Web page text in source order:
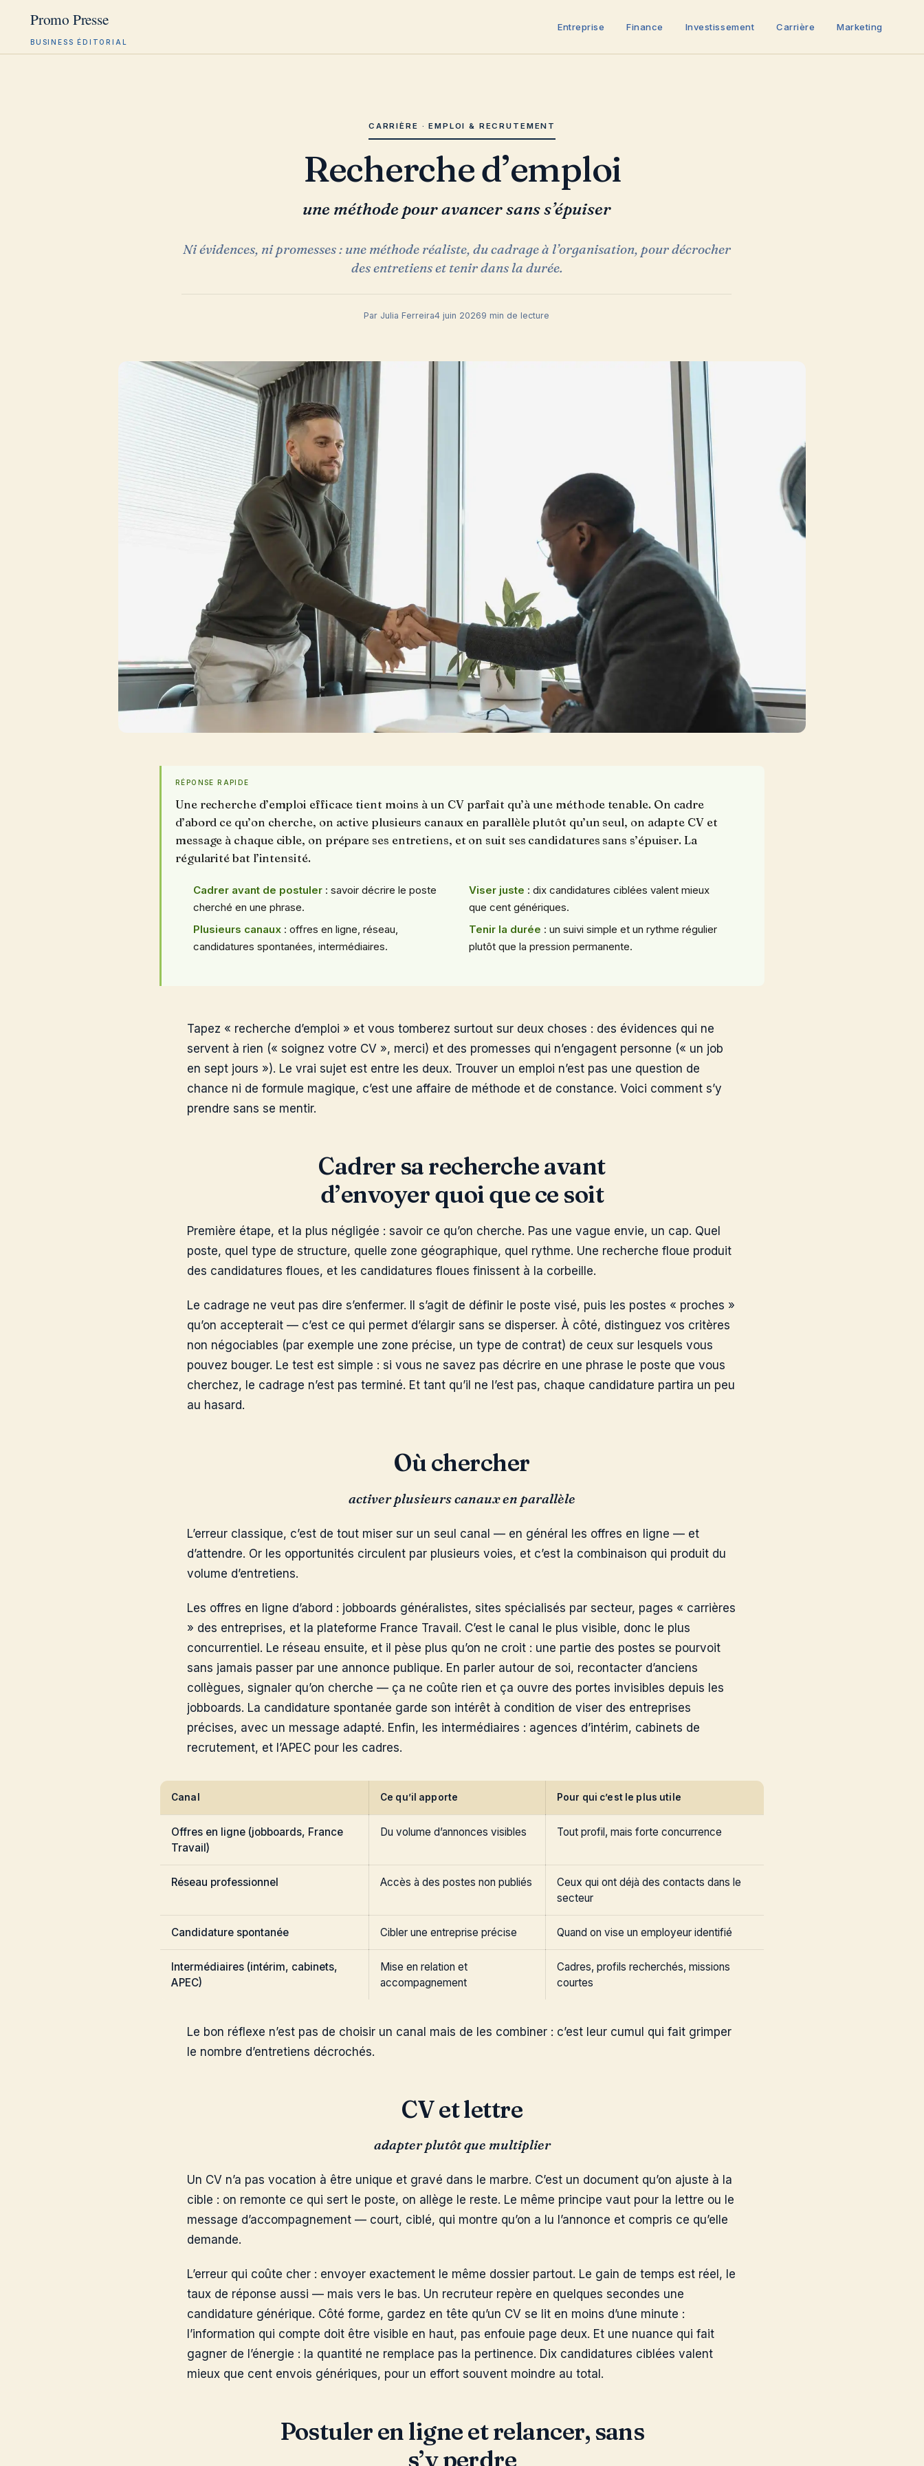
BUSINESS ÉDITORIAL
Entreprise Finance Investissement Carrière Marketing
CARRIÈRE · EMPLOI & RECRUTEMENT
Recherche d’emploi
une méthode pour avancer sans s’épuiser
Ni évidences, ni promesses : une méthode réaliste, du cadrage à l’organisation, pour décrocher
des entretiens et tenir dans la durée.
Par Julia Ferreira4 juin 20269 min de lecture
RÉPONSE RAPIDE
Une recherche d’emploi efficace tient moins à un CV parfait qu’à une méthode tenable. On cadre
d’abord ce qu’on cherche, on active plusieurs canaux en parallèle plutôt qu’un seul, on adapte CV et
message à chaque cible, on prépare ses entretiens, et on suit ses candidatures sans s’épuiser. La
régularité bat l’intensité.
Cadrer avant de postuler: savoir décrire le poste
cherché en une phrase.
Plusieurs canaux: offres en ligne, réseau,
candidatures spontanées, intermédiaires.
Viser juste : dix candidatures ciblées valent mieux
que cent génériques.
Tenir la durée : un suivi simple et un rythme régulier
plutôt que la pression permanente.
Tapez « recherche d’emploi » et vous tomberez surtout sur deux choses : des évidences qui ne
servent à rien (« soignez votre CV », merci) et des promesses qui n’engagent personne (« un job
en sept jours »). Le vrai sujet est entre les deux. Trouver un emploi n’est pas une question de
chance ni de formule magique, c’est une affaire de méthode et de constance. Voici comment s’y
prendre sans se mentir.
Cadrer sa recherche avant
d’envoyer quoi que ce soit
Première étape, et la plus négligée : savoir ce qu’on cherche. Pas une vague envie, un cap. Quel
poste, quel type de structure, quelle zone géographique, quel rythme. Une recherche floue produit
des candidatures floues, et les candidatures floues finissent à la corbeille.
Le cadrage ne veut pas dire s’enfermer. Il s’agit de définir le poste visé, puis les postes « proches »
qu’on accepterait — c’est ce qui permet d’élargir sans se disperser. À côté, distinguez vos critères
non négociables (par exemple une zone précise, un type de contrat) de ceux sur lesquels vous
pouvez bouger. Le test est simple : si vous ne savez pas décrire en une phrase le poste que vous
cherchez, le cadrage n’est pas terminé. Et tant qu’il ne l’est pas, chaque candidature partira un peu
au hasard.
Où chercher
activer plusieurs canaux en parallèle
L’erreur classique, c’est de tout miser sur un seul canal — en général les offres en ligne — et
d’attendre. Or les opportunités circulent par plusieurs voies, et c’est la combinaison qui produit du
volume d’entretiens.
Les offres en ligne d’abord : jobboards généralistes, sites spécialisés par secteur, pages « carrières
» des entreprises, et la plateforme France Travail. C’est le canal le plus visible, donc le plus
concurrentiel. Le réseau ensuite, et il pèse plus qu’on ne croit : une partie des postes se pourvoit
sans jamais passer par une annonce publique. En parler autour de soi, recontacter d’anciens
collègues, signaler qu’on cherche — ça ne coûte rien et ça ouvre des portes invisibles depuis les
jobboards. La candidature spontanée garde son intérêt à condition de viser des entreprises
précises, avec un message adapté. Enfin, les intermédiaires : agences d’intérim, cabinets de
recrutement, et l’APEC pour les cadres.
Canal Ce qu’il apporte Pour qui c’est le plus utile
Offres en ligne (jobboards, France
Travail)
Du volume d’annonces visibles Tout profil, mais forte concurrence
Réseau professionnel Accès à des postes non publiés
Ceux qui ont déjà des contacts dans le
secteur
Candidature spontanée Cibler une entreprise précise Quand on vise un employeur identifié
Intermédiaires (intérim, cabinets,
APEC)
Mise en relation et
accompagnement
Cadres, profils recherchés, missions
courtes
Le bon réflexe n’est pas de choisir un canal mais de les combiner : c’est leur cumul qui fait grimper
le nombre d’entretiens décrochés.
CV et lettre
adapter plutôt que multiplier
Un CV n’a pas vocation à être unique et gravé dans le marbre. C’est un document qu’on ajuste à la
cible : on remonte ce qui sert le poste, on allège le reste. Le même principe vaut pour la lettre ou le
message d’accompagnement — court, ciblé, qui montre qu’on a lu l’annonce et compris ce qu’elle
demande.
L’erreur qui coûte cher : envoyer exactement le même dossier partout. Le gain de temps est réel, le
taux de réponse aussi — mais vers le bas. Un recruteur repère en quelques secondes une
candidature générique. Côté forme, gardez en tête qu’un CV se lit en moins d’une minute :
l’information qui compte doit être visible en haut, pas enfouie page deux. Et une nuance qui fait
gagner de l’énergie : la quantité ne remplace pas la pertinence. Dix candidatures ciblées valent
mieux que cent envois génériques, pour un effort souvent moindre au total.
Postuler en ligne et relancer, sans
s’y perdre